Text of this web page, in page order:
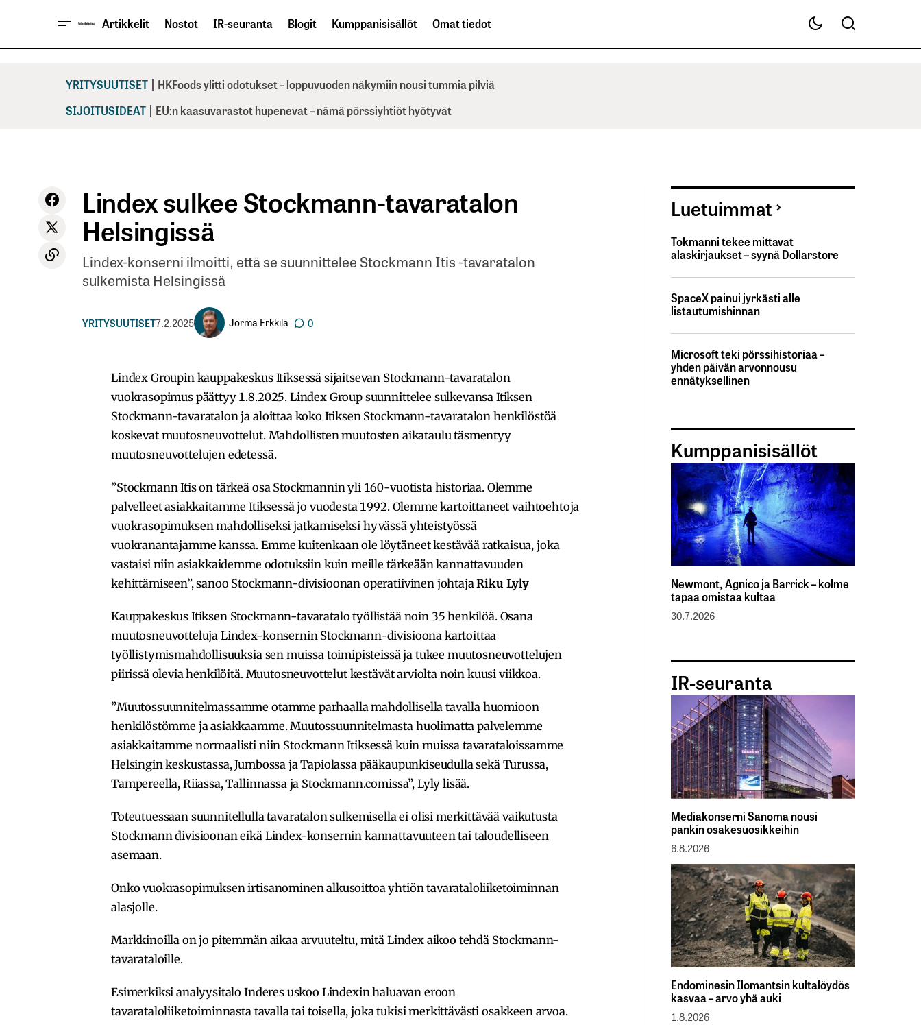
Artikkelit Nostot IR-seuranta Blogit Kumppanisisällöt Omat tiedot
YRITYSUUTISET | HKFoods ylitti odotukset – loppuvuoden näkymiin nousi tummia pilviä
SIJOITUSIDEAT | EU:n kaasuvarastot hupenevat – nämä pörssiyhtiöt hyötyvät
Lindex sulkee Stockmann-tavaratalon
Helsingissä
Lindex-konserni ilmoitti, että se suunnittelee Stockmann Itis -tavaratalon
sulkemista Helsingissä
YRITYSUUTISET7.2.2025 Jorma Erkkilä 0
Lindex Groupin kauppakeskus Itiksessä sijaitsevan Stockmann-tavaratalon
vuokrasopimus päättyy 1.8.2025. Lindex Group suunnittelee sulkevansa Itiksen
Stockmann-tavaratalon ja aloittaa koko Itiksen Stockmann-tavaratalon henkilöstöä
koskevat muutosneuvottelut. Mahdollisten muutosten aikataulu täsmentyy
muutosneuvottelujen edetessä.
”Stockmann Itis on tärkeä osa Stockmannin yli 160-vuotista historiaa. Olemme
palvelleet asiakkaitamme Itiksessä jo vuodesta 1992. Olemme kartoittaneet vaihtoehtoja
vuokrasopimuksen mahdolliseksi jatkamiseksi hyvässä yhteistyössä
vuokranantajamme kanssa. Emme kuitenkaan ole löytäneet kestävää ratkaisua, joka
vastaisi niin asiakkaidemme odotuksiin kuin meille tärkeään kannattavuuden
kehittämiseen”, sanoo Stockmann-divisioonan operatiivinen johtajaRiku Lyly
Kauppakeskus Itiksen Stockmann-tavaratalo työllistää noin 35 henkilöä. Osana
muutosneuvotteluja Lindex-konsernin Stockmann-divisioona kartoittaa
työllistymismahdollisuuksia sen muissa toimipisteissä ja tukee muutosneuvottelujen
piirissä olevia henkilöitä. Muutosneuvottelut kestävät arviolta noin kuusi viikkoa.
”Muutossuunnitelmassamme otamme parhaalla mahdollisella tavalla huomioon
henkilöstömme ja asiakkaamme. Muutossuunnitelmasta huolimatta palvelemme
asiakkaitamme normaalisti niin Stockmann Itiksessä kuin muissa tavarataloissamme
Helsingin keskustassa, Jumbossa ja Tapiolassa pääkaupunkiseudulla sekä Turussa,
Tampereella, Riiassa, Tallinnassa ja Stockmann.comissa”, Lyly lisää.
Toteutuessaan suunnitellulla tavaratalon sulkemisella ei olisi merkittävää vaikutusta
Stockmann divisioonan eikä Lindex-konsernin kannattavuuteen tai taloudelliseen
asemaan.
Onko vuokrasopimuksen irtisanominen alkusoittoa yhtiön tavarataloliiketoiminnan
alasjolle.
Markkinoilla on jo pitemmän aikaa arvuuteltu, mitä Lindex aikoo tehdä Stockmann-
tavarataloille.
Esimerkiksi analyysitalo Inderes uskoo Lindexin haluavan eroon
tavarataloliiketoiminnasta tavalla tai toisella, joka tukisi merkittävästi osakkeen arvoa.
Luetuimmat
Tokmanni tekee mittavat
alaskirjaukset – syynä Dollarstore
SpaceX painui jyrkästi alle
listautumishinnan
Microsoft teki pörssihistoriaa –
yhden päivän arvonnousu
ennätyksellinen
Kumppanisisällöt
Newmont, Agnico ja Barrick – kolme
tapaa omistaa kultaa
30.7.2026
IR-seuranta
Mediakonserni Sanoma nousi
pankin osakesuosikkeihin
6.8.2026
Endominesin Ilomantsin kultalöydös
kasvaa – arvo yhä auki
1.8.2026